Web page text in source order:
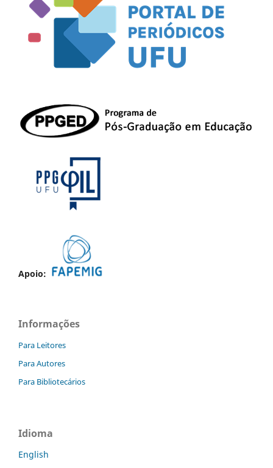
Apoio:
Informações
Para Leitores
Para Autores
Para Bibliotecários
Idioma
English